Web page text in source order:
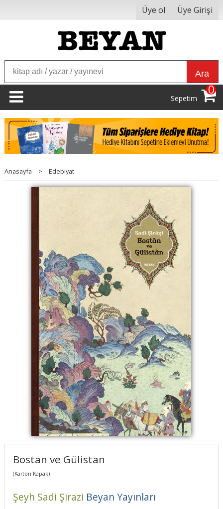
Üye ol Üye Girişi
Ara
Sepetim
0
Anasayfa > Edebiyat
Bostan ve Gülistan
(Karton Kapak)
Şeyh Sadi Şirazi Beyan Yayınları